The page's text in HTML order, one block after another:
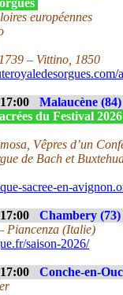
européennes
– Vittino, 1850
17:00
Malaucène (84)
du Festival 2026
Vêpres d’un
de Bach et
sacree-en-
17:00 Chambery (73)
Piancenza (Italie)
saison-2026/
17:00
Conche-en-